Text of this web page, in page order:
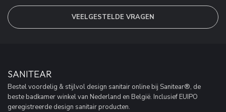
VEELGESTELDE VRAGEN
SANITEAR
Bestel voordelig & stijlvol design sanitair online bij Sanitear®, de
beste badkamer winkel van Nederland en België. Inclusief EUIPO
geregistreerde design sanitair producten.